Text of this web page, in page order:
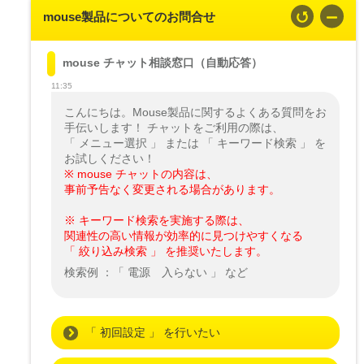
mouse製品についてのお問合せ
mouse チャット相談窓口（自動応答）
11:35
こんにちは。Mouse製品に関するよくある質問をお
手伝いします！ チャットをご利用の際は、
「 メニュー選択 」 または 「 キーワード検索 」 を
※ mouse チャットの内容は、
事前予告なく変更される場合があります。
※ キーワード検索を実施する際は、
関連性の高い情報が効率的に見つけやすくなる
「 絞り込み検索 」 を推奨いたします。
検索例 ：「 電源　入らない 」 など
「 初回設定 」 を行いたい